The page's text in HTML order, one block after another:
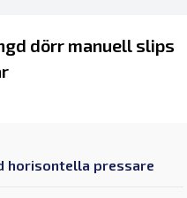
dörr manuell slips
horisontella pressare